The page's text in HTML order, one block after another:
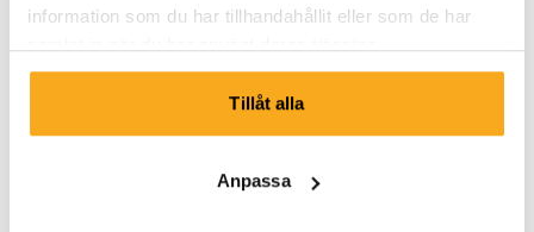
information som du har tillhandahållit eller som de har
Tillåt alla
Anpassa